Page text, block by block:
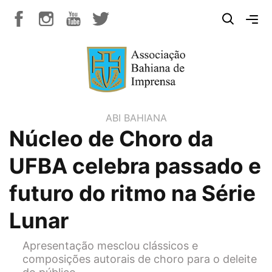
ABI BAHIANA
Núcleo de Choro da
UFBA celebra passado e
futuro do ritmo na Série
Lunar
Apresentação mesclou clássicos e
composições autorais de choro para o deleite